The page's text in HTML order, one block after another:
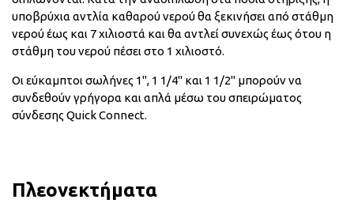
υποβρύχια αντλία καθαρού νερού θα ξεκινήσει από στάθμη
νερού έως και 7 χιλιοστά και θα αντλεί συνεχώς έως ότου η
στάθμη του νερού πέσει στο 1 χιλιοστό.
Οι εύκαμπτοι σωλήνες 1", 1 1/4" και 1 1/2" μπορούν να
συνδεθούν γρήγορα και απλά μέσω του σπειρώματος
σύνδεσης Quick Connect.
Πλεονεκτήματα